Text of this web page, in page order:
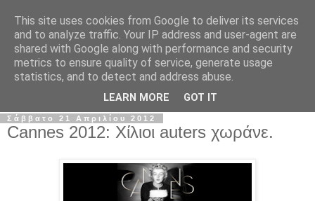
The Frame Game
Κινηματογραφόφιλος από κούνια αλλά όχι το μωρό της
Σάββατο 21 Απριλίου 2012
Cannes 2012: Χίλιοι auters χωράνε.
This site uses cookies from Google to deliver its services
and to analyze traffic. Your IP address and user-agent are
shared with Google along with performance and security
metrics to ensure quality of service, generate usage
statistics, and to detect and address abuse.
LEARN MORE GOT IT